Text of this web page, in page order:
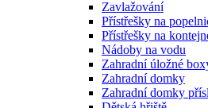
Zavlažování
Přístřešky na
Přístřešky na
Nádoby na vodu
Zahradní úložné
Zahradní domky
Zahradní domky